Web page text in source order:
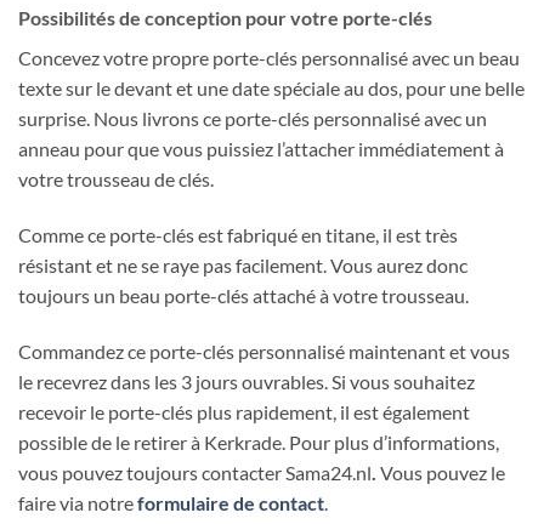
Possibilités de conception pour votre porte-clés
Concevez votre propre porte-clés personnalisé avec un beau
texte sur le devant et une date spéciale au dos, pour une belle
surprise. Nous livrons ce porte-clés personnalisé avec un
anneau pour que vous puissiez l’attacher immédiatement à
votre trousseau de clés.
Comme ce porte-clés est fabriqué en titane, il est très
résistant et ne se raye pas facilement. Vous aurez donc
toujours un beau porte-clés attaché à votre trousseau.
Commandez ce porte-clés personnalisé maintenant et vous
le recevrez dans les 3 jours ouvrables. Si vous souhaitez
recevoir le porte-clés plus rapidement, il est également
possible de le retirer à Kerkrade. Pour plus d’informations,
vous pouvez toujours contacterSama24.nl. Vous pouvez le
faire via notreformulaire de contact.